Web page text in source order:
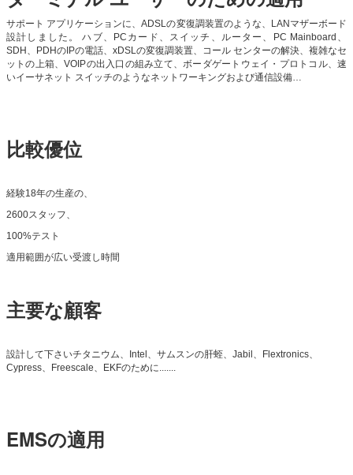
サポート アプリケーションに、ADSLの変復調装置のような、LANマザーボード
設計しました。ハブ、PCカード、スイッチ、ルーター、PC Mainboard、
SDH、PDHのIPの電話、xDSLの変復調装置、 コール センターの解決、複雑なセ
ットの上箱、VOIPの出入口の組み立て、ボーダゲートウェイ・プロトコル、速
いイーサネット スイッチのようなネットワーキングおよび通信設備…
比較優位
経験18年の生産の、
2600スタッフ、
100%テスト
適用範囲が広い受渡し時間
主要な顧客
設計して下さいチタニウム、Intel、サムスンの肝蛭、Jabil、Flextronics、
Cypress、Freescale、EKFのために.......
EMSの適用